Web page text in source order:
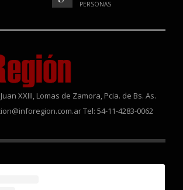
PERSONAS
XXIII, Lomas de Zamora, Pcia. de Bs. As.
Tel: 54-11-4283-0062